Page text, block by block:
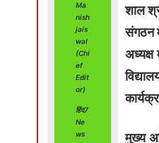
Ma
nish
jais
wal
(Chi
ef
Edit
or)
हिंद7
Ne
ws
शाल
संगठन
मुख्य